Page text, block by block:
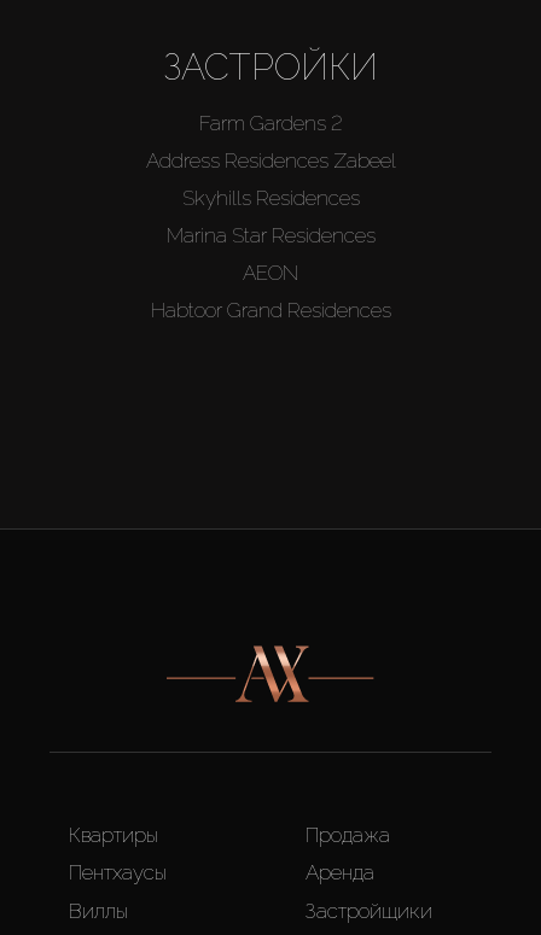
ЗАСТРОЙКИ
Farm Gardens 2
Address Residences Zabeel
Skyhills Residences
Marina Star Residences
AEON
Habtoor Grand Residences
Квартиры
Пентхаусы
Виллы
Продажа
Аренда
Застройщики